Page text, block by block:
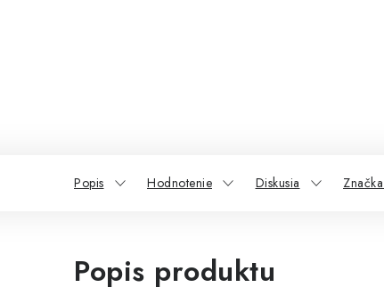
Popis Hodnotenie Diskusia
Popis produktu